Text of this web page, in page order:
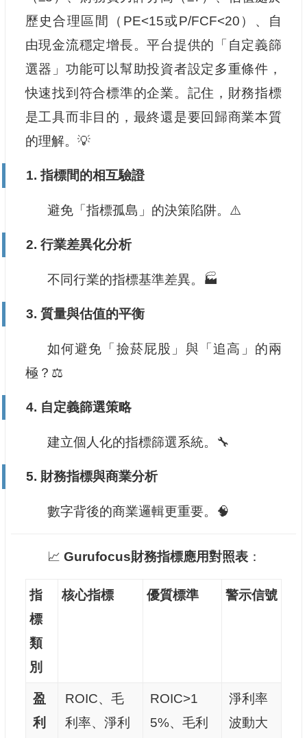
歷史合理區間（PE<15或P/FCF<20）、自
由現金流穩定增長。平台提供的「自定義篩
選器」功能可以幫助投資者設定多重條件，
快速找到符合標準的企業。記住，財務指標
是工具而非目的，最終還是要回歸商業本質
的理解。💡
1.指標間的相互驗證
避免「指標孤島」的決策陷阱。⚠️
2. 行業差異化分析
不同行業的指標基準差異。🏭
3. 質量與估值的平衡
如何避免「撿菸屁股」與「追高」的兩
極？⚖️
4. 自定義篩選策略
建立個人化的指標篩選系統。🔧
5. 財務指標與商業分析
數字背後的商業邏輯更重要。🧠
📈 Gurufocus財務指標應用對照表：
指
標
類
別
核心指標 優質標準 警示信號
盈
利
ROIC、毛
利率、淨利
ROIC>1
5%、毛利
淨利率
波動大